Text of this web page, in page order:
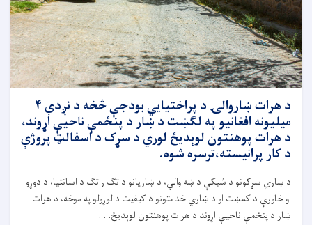
د هرات ښاروالۍ د پراختیايي بودجې څخه د نږدې ۴
میلیونه افغانیو په لګښت د ښار د پنځمې ناحیې اړوند،
د هرات پوهنتون لوېدیځ لوري د سړک د اسفالټ پروژې
د کار پرانیسته،ترسره شوه.
د ښاري سړکونو د شبکې د ښه والي، د ښاریانو د تګ راتګ د اسانتیا، د دوړو
او خاورې د کمښت او د ښاري خدمتونو د کیفیت د لوړولو په موخه، د هرات
ښار د پنځمې ناحیې اړوند د هرات پوهنتون لوېدیځ. . .